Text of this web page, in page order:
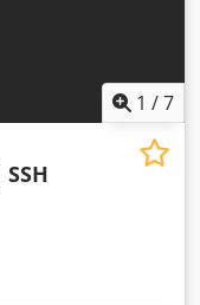
1 /7
SSH